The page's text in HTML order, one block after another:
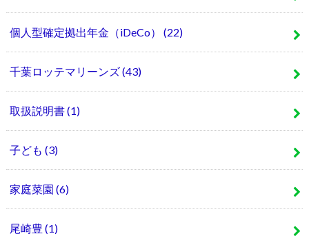
個人型確定拠出年金（iDeCo） (22)
千葉ロッテマリーンズ(43)
取扱説明書(1)
子ども (3)
家庭菜園 (6)
尾崎豊 (1)